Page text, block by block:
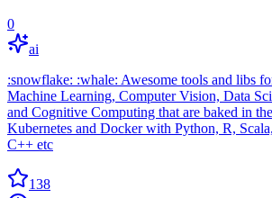
0
ai
:snowflake: :whale: Awesome tools and libs
Machine Learning, Computer Vision, Data
and Cognitive Computing that are baked in
Kubernetes and Docker with Python, R,
C++ etc
138